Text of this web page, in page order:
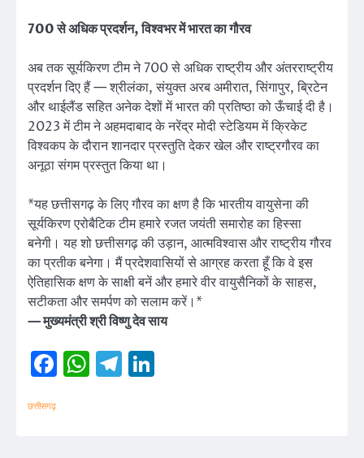
700 से अधिक प्रदर्शन, विश्वभर में भारत का गौरव
अब तक सूर्यकिरण टीम ने 700 से अधिक राष्ट्रीय और अंतरराष्ट्रीय
प्रदर्शन दिए हैं — श्रीलंका, संयुक्त अरब अमीरात, सिंगापुर, ब्रिटेन
और थाईलैंड सहित अनेक देशों में भारत की प्रतिष्ठा को ऊँचाई दी है।
2023 में टीम ने अहमदाबाद के नरेंद्र मोदी स्टेडियम में क्रिकेट
विश्वकप के दौरान शानदार प्रस्तुति देकर खेल और राष्ट्रगौरव का
अनूठा संगम प्रस्तुत किया था।
*यह छत्तीसगढ़ के लिए गौरव का क्षण है कि भारतीय वायुसेना की
सूर्यकिरण एरोबैटिक टीम हमारे रजत जयंती समारोह का हिस्सा
बनेगी। यह शो छत्तीसगढ़ की उड़ान, आत्मविश्वास और राष्ट्रीय गौरव
का प्रतीक बनेगा। मैं प्रदेशवासियों से आग्रह करता हूँ कि वे इस
ऐतिहासिक क्षण के साक्षी बनें और हमारे वीर वायुसैनिकों के साहस,
सटीकता और समर्पण को सलाम करें।*
— मुख्यमंत्री श्री विष्णु देव साय
Facebook
WhatsApp
Telegram
छत्तीसगढ़